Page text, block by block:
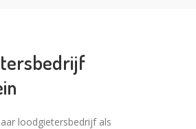
loodgietersbedrijf als